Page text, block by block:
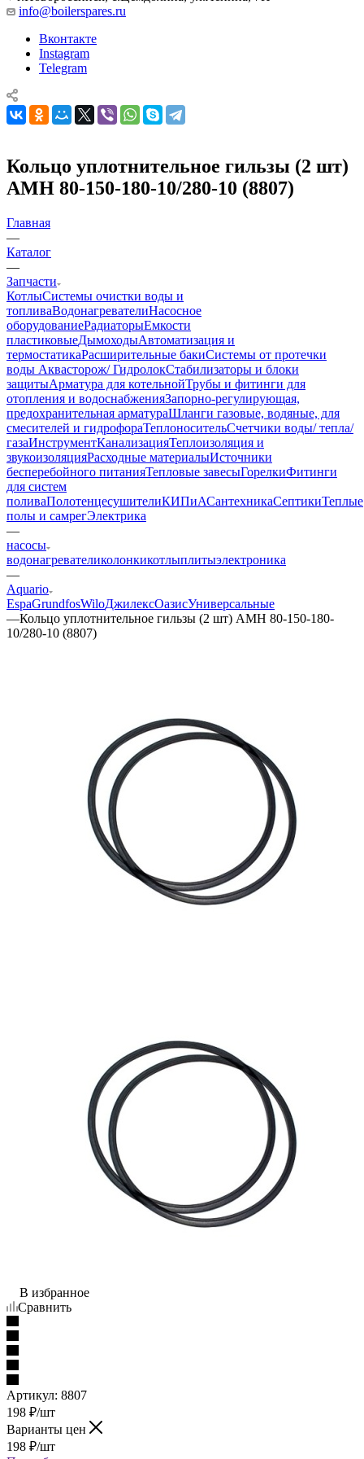
info@boilerspares.ru
Вконтакте
Instagram
Telegram
Кольцо уплотнительное гильзы (2 шт)
AMH 80-150-180-10/280-10 (8807)
Главная
—
Каталог
—
Запчасти
КотлыСистемы очистки воды и
топливаВодонагревателиНасосное
оборудованиеРадиаторыЕмкости
пластиковыеДымоходыАвтоматизация и
термостатикаРасширительные бакиСистемы от протечки
воды Аквасторож/ ГидролокСтабилизаторы и блоки
защитыАрматура для котельнойТрубы и фитинги для
отопления и водоснабженияЗапорно-регулирующая,
предохранительная арматураШланги газовые, водяные, для
смесителей и гидрофораТеплоносительСчетчики воды/ тепла/
газаИнструментКанализацияТеплоизоляция и
звукоизоляцияРасходные материалыИсточники
бесперебойного питанияТепловые завесыГорелкиФитинги
для систем
поливаПолотенцесушителиКИПиАСантехникаСептикиТеплые
полы и самрегЭлектрика
—
насосы
водонагревателиколонкикотлыплитыэлектроника
—
Aquario
EspaGrundfosWiloДжилексОазисУниверсальные
—Кольцо уплотнительное гильзы (2 шт) AMH 80-150-180-
10/280-10 (8807)
В избранное
Сравнить
Артикул: 8807
198 ₽/шт
Варианты цен
198 ₽/шт